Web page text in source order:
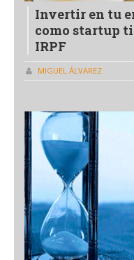
Invertir en tu
como startup
IRPF
MIGUEL ÁLVAREZ